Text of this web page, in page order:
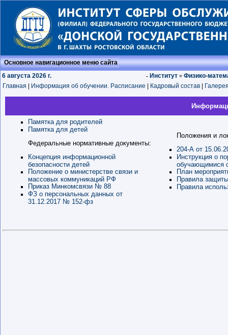
Основное навигационное меню сайта
6 августа 2026 г.
- Институт» Физико-
Главная
Информация об обучении. Расписание Кадровый состав
Памятка для родителей
Памятка для детей
Федеральные нормативные документы:
Концепция информационной
безопасности детей
Положение о министерстве связи и
массовых коммуникаций РФ
Приказ Минкомсвязи № 88
ФЗ о персональных данных от
31.12.2017 № 152-фз
Положения и
204-А от
Инструкция о
обучающимися
План
Правила
Правила